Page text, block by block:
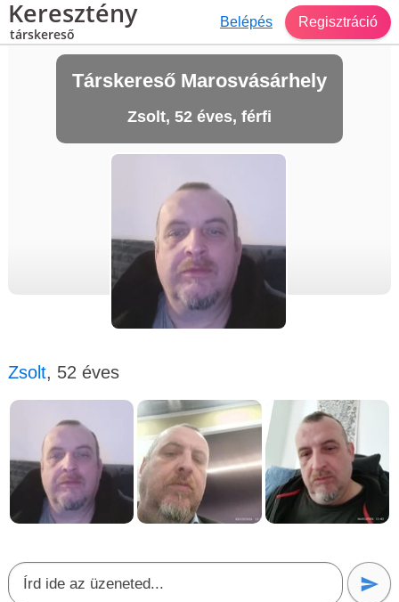
Keresztény
társkereső
Belépés Regisztráció
Társkereső Marosvásárhely
Zsolt, 52 éves, férfi
Zsolt, 52 éves